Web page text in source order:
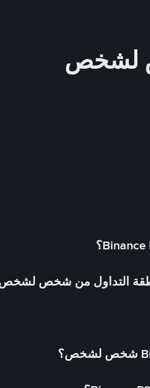
لشخص
التداول من شخص